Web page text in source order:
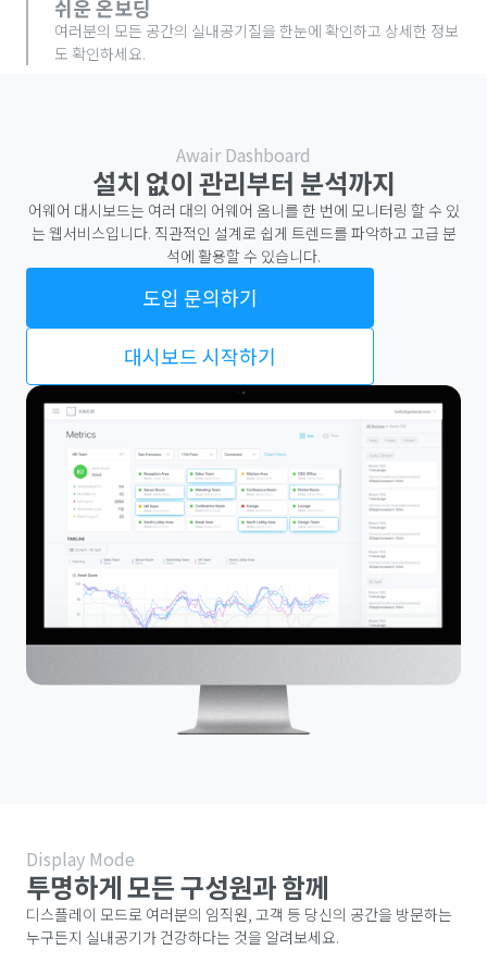
쉬운 온보딩
여러분의 모든 공간의 실내공기질을 한눈에 확인하고 상세한 정보
도 확인하세요.
Awair Dashboard
설치 없이 관리부터 분석까지
어웨어 대시보드는 여러 대의 어웨어 옴니를 한 번에 모니터링 할 수 있
는 웹서비스입니다. 직관적인 설계로 쉽게 트렌드를 파악하고 고급 분
석에 활용할 수 있습니다.
도입 문의하기
대시보드 시작하기
Display Mode
투명하게 모든 구성원과 함께
디스플레이 모드로 여러분의 임직원, 고객 등 당신의 공간을 방문하는
누구든지 실내공기가 건강하다는 것을 알려보세요.